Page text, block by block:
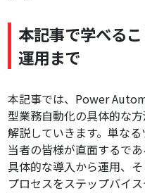
本記事で学べる
運用まで
本記事では、Power
型業務自動化の具体的な
解説していきます。単な
当者の皆様が直面するで
具体的な導入から運用、
プロセスをステップバイス